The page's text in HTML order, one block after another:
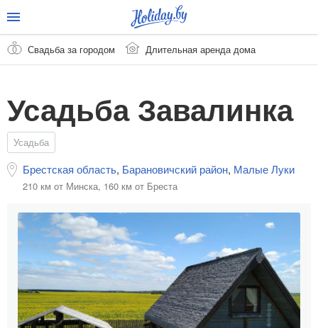
Свадьба за городом Длительная аренда дома
Усадьба Завалинка
Усадьба
Брестская область, Барановичский район, Малые Луки
210 км от Минска, 160 км от Бреста